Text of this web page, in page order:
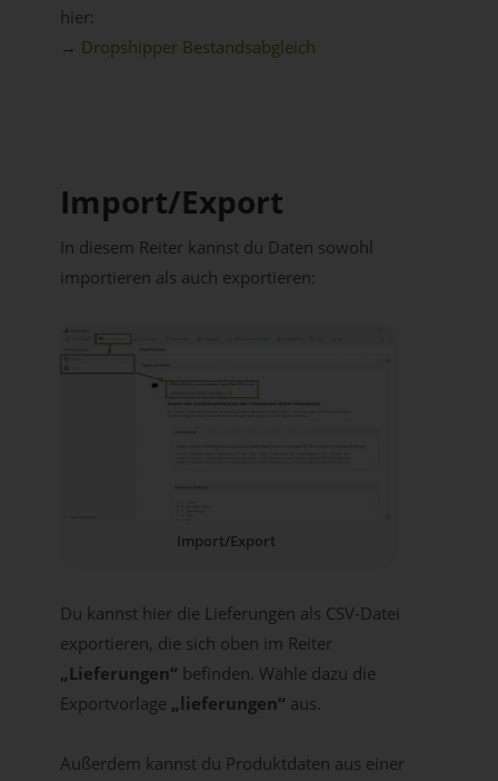
hier:
→ Dropshipper Bestandsabgleich
Import/Export
In diesem Reiter kannst du Daten sowohl
importieren als auch exportieren:
Import/Export
Du kannst hier die Lieferungen als CSV-Datei
exportieren, die sich oben im Reiter
„Lieferungen“ befinden. Wähle dazu die
Exportvorlage „lieferungen“ aus.
Außerdem kannst du Produktdaten aus einer